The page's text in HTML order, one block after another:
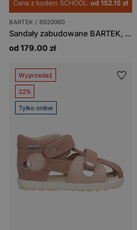
Cena z kodem SCHOOL: od 152.15 zł
BARTEK / 8920060
Sandały zabudowane BARTEK, 89200-60, dla chłopców, popielato-granatowe
od 179.00 zł
Wyprzedaż
22%
Tylko online